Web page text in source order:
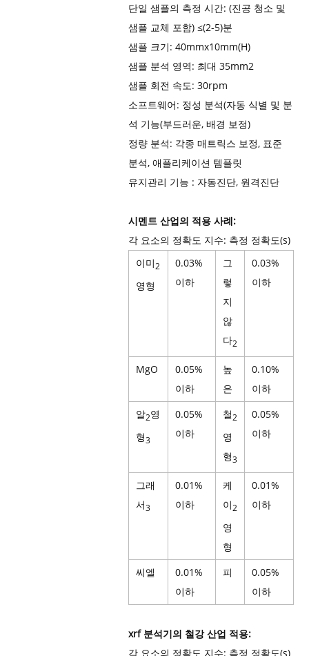
단일 샘플의 측정 시간: (진공 청소 및
샘플 교체 포함) ≤(2-5)분
샘플 크기: 40mmx10mm(H)
샘플 분석 영역: 최대 35mm2
샘플 회전 속도: 30rpm
소프트웨어: 정성 분석(자동 식별 및 분
석 기능(부드러운, 배경 보정)
정량 분석: 각종 매트릭스 보정, 표준
분석, 애플리케이션 템플릿
유지관리 기능 : 자동진단, 원격진단
시멘트 산업의 적용 사례:
각 요소의 정확도 지수: 측정 정확도(s)
이미 2
영형
0.03%
이하
그
렇
지
않
다2
0.03%
이하
MgO
0.05%
이하
높
은
0.10%
이하
알2영
형3
0.05%
이하
철 2
영
형3
0.05%
이하
그래
서3
0.01%
이하
케
이 2
영
형
0.01%
이하
씨엘
0.01%
이하
피
0.05%
이하
xrf 분석기의 철강 산업 적용:
각 요소의 정확도 지수: 측정 정확도(s)